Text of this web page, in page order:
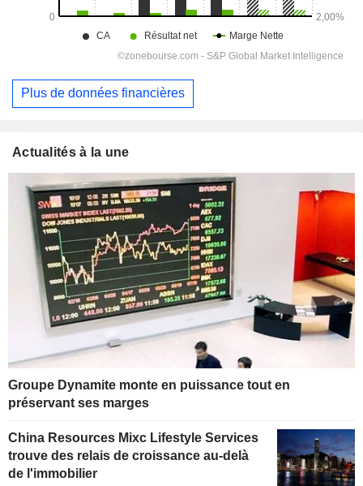
Plus de données financières
Actualités à la une
Groupe Dynamite monte en puissance tout en
préservant ses marges
China Resources Mixc Lifestyle Services
trouve des relais de croissance au-delà
de l'immobilier